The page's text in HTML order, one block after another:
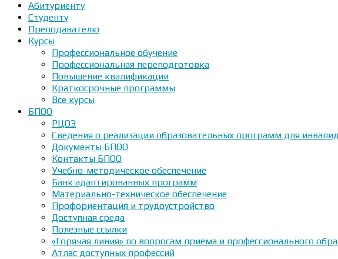
Абитуриенту
Студенту
Преподавателю
Курсы
Профессиональное обучение
Профессиональная переподготовка
Повышение квалификации
Краткосрочные программы
Все курсы
БПОО
РЦОЭ
Сведения о реализации образовательных программ для
Документы БПОО
Контакты БПОО
Учебно-методическое обеспечение
Банк адаптированных программ
Материально-техническое обеспечение
Профориентация и трудоустройство
Доступная среда
Полезные ссылки
«Горячая линия» по вопросам приёма и профессионального
Атлас доступных профессий